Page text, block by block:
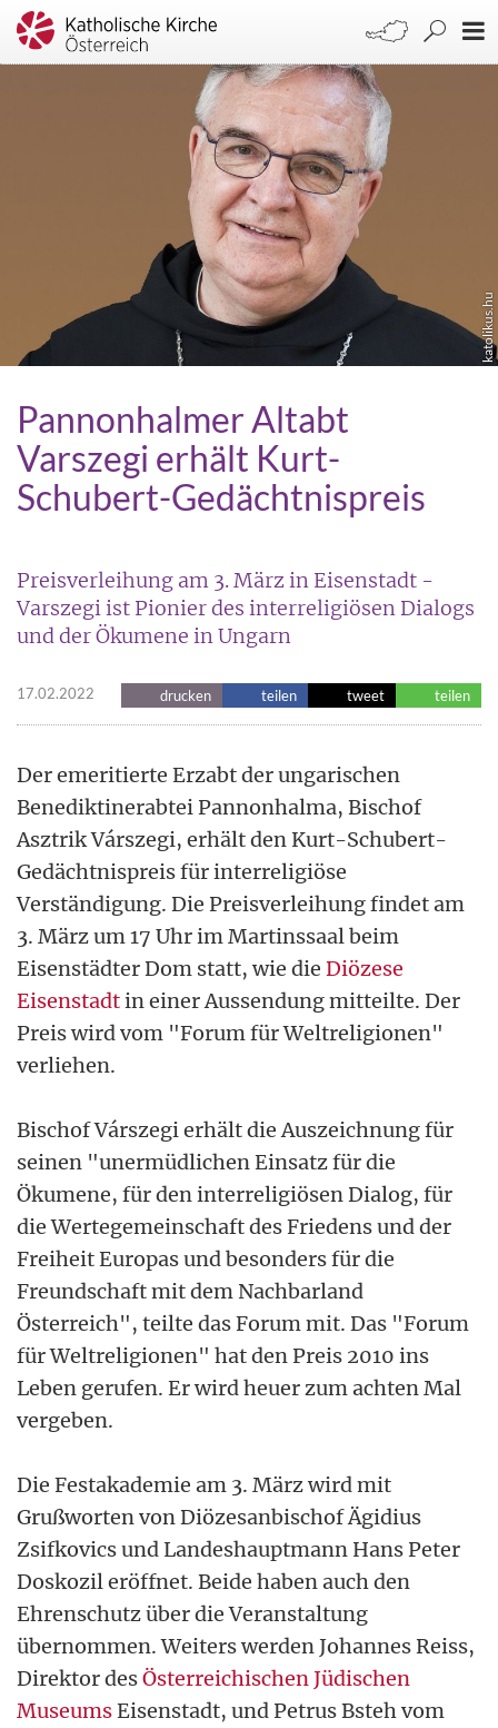
katolikus.hu
Pannonhalmer Altabt
Varszegi erhält Kurt-
Schubert-Gedächtnispreis
Preisverleihung am 3. März in Eisenstadt -
Varszegi ist Pionier des interreligiösen Dialogs
und der Ökumene in Ungarn
17.02.2022 drucken teilen tweet teilen
Der emeritierte Erzabt der ungarischen
Benediktinerabtei Pannonhalma, Bischof
Asztrik Várszegi, erhält den Kurt-Schubert-
Gedächtnispreis für interreligiöse
Verständigung. Die Preisverleihung findet am
3. März um 17 Uhr im Martinssaal beim
Eisenstädter Dom statt, wie die Diözese
Eisenstadtin einer Aussendung mitteilte. Der
Preis wird vom "Forum für Weltreligionen"
verliehen.
Bischof Várszegi erhält die Auszeichnung für
seinen "unermüdlichen Einsatz für die
Ökumene, für den interreligiösen Dialog, für
die Wertegemeinschaft des Friedens und der
Freiheit Europas und besonders für die
Freundschaft mit dem Nachbarland
Österreich", teilte das Forum mit. Das "Forum
für Weltreligionen" hat den Preis 2010 ins
Leben gerufen. Er wird heuer zum achten Mal
vergeben.
Die Festakademie am 3. März wird mit
Grußworten von Diözesanbischof Ägidius
Zsifkovics und Landeshauptmann Hans Peter
Doskozil eröffnet. Beide haben auch den
Ehrenschutz über die Veranstaltung
übernommen. Weiters werden Johannes Reiss,
Direktor desÖsterreichischen Jüdischen
MuseumsEisenstadt, und Petrus Bsteh vom